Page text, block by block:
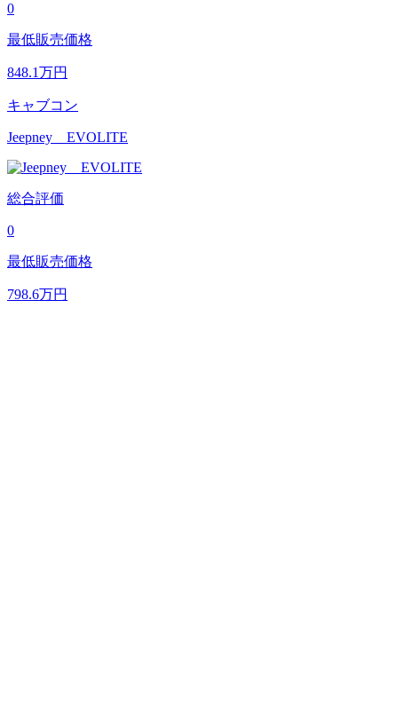
0
最低販売価格
848.1万円
キャブコン
Jeepney EVOLITE
総合評価
0
最低販売価格
798.6万円